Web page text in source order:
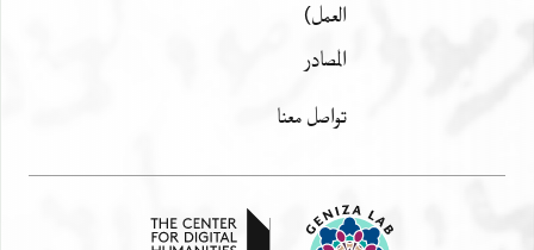
العمل)
المصادر
تواصل معنا